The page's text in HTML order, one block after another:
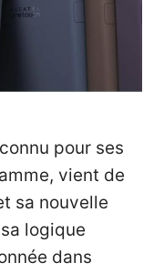
pour ses
vient de
sa nouvelle
logique
dans